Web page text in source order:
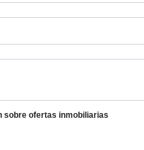
ofertas inmobiliarias